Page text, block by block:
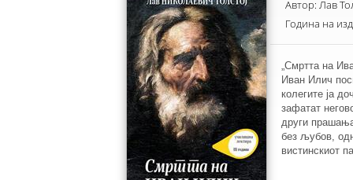
Автор: Лав
Година на
„Смртта на
Иван Илич
колегите ја
зафатат
други
без љубов,
вистинскиот